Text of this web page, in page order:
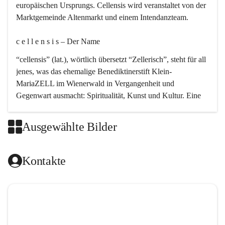
europäischen Ursprungs. Cellensis wird veranstaltet von der
Marktgemeinde Altenmarkt und einem Intendanzteam.
c e l l e n s i s – Der Name
“cellensis” (lat.), wörtlich übersetzt “Zellerisch”, steht für all
jenes, was das ehemalige Benediktinerstift Klein-
MariaZELL im Wienerwald in Vergangenheit und
Gegenwart ausmacht: Spiritualität, Kunst und Kultur. Eine
Kirchenmusik, dem kunstvollen Lob Gottes.
Das kirchenmusikalische Festival Cellensis wird seit dem
Ausgewählte Bilder
Kontakte